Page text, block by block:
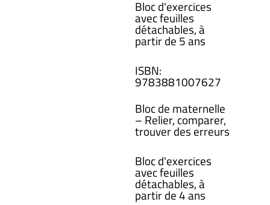
Bloc d'exercices
avec feuilles
détachables, à
partir de 5 ans
ISBN:
9783881007627
Bloc de maternelle
– Relier, comparer,
trouver des erreurs
Bloc d'exercices
avec feuilles
détachables, à
partir de 4 ans